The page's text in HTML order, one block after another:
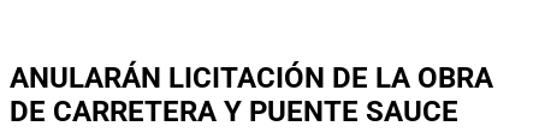
ANULARÁN LICITACIÓN DE LA OBRA
DE CARRETERA Y PUENTE SAUCE